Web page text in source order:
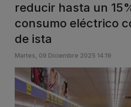
reducir hasta un
consumo eléctrico
de ista
Martes, 09 Diciembre 2025 14:19